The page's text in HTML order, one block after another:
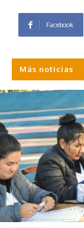
Facebook
Más noticias